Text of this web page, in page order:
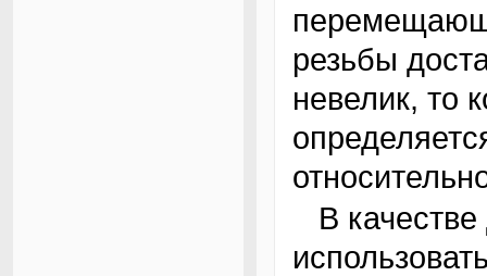
резьбы
невелик, то
В качестве датчика угла поворота вала можно